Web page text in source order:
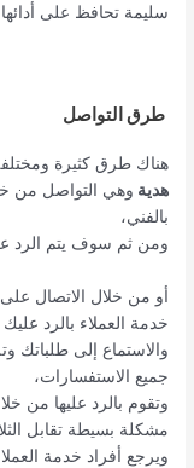
سليمة تحافظ على
طرق التواصل
هناك طرق كثيرة
هدية وهي التواصل من
بالفني،
ومن ثم سوف يتم الرد
أو من خلال الاتصال
خدمة العملاء بالرد
والاستماع إلى طلباتك
جميع الاستفسارات،
وتقوم بالرد عليها من
مشكلة بسيطة تقابل
ويرجع أفراد خدمة